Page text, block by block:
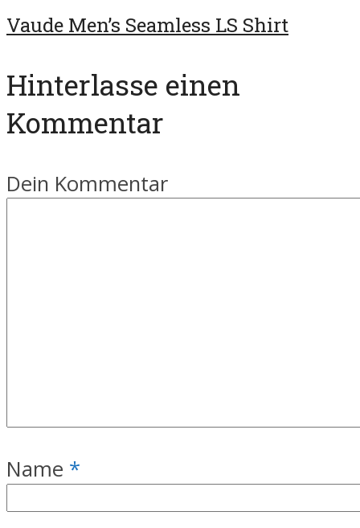
Vaude Men’s Seamless LS Shirt
Hinterlasse einen
Kommentar
Dein Kommentar
Name *